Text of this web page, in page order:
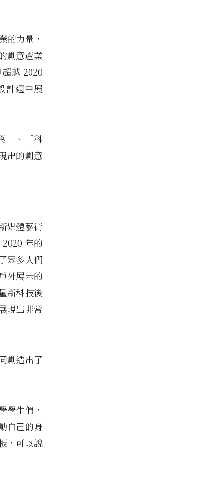
的力量，
創意產業
越 2020
計週中展
」、「科
出的創意
媒體藝術
年的
眾多人們
外展示的
新科技後
現出非常
創造出了
學生們，
自己的身
，可以說